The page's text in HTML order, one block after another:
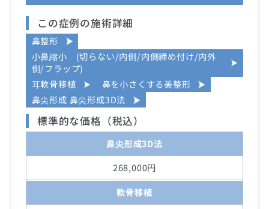
この症例の施術詳細
鼻整形
小鼻縮小 (切らない/内側/内側締め付け/内外
側/フラップ)
耳軟骨移植
鼻を小さくする美整形
鼻尖形成 鼻尖形成3D法
標準的な価格（税込）
鼻尖形成3D法
268,000円
軟骨移植